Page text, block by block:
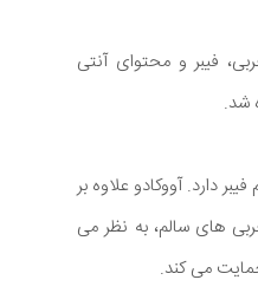
فیبر و محتوای آنتی
شد.
کامل تقریباً 5 گرم فیبر دارد. آووکادو علاوه بر
های سالم، به نظر می
می کند.